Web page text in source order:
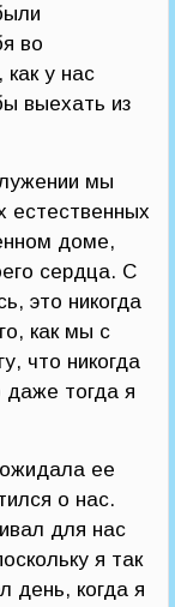
во
у нас
выехать из
мы
естественных
доме,
сердца. С
это никогда
как мы с
что никогда
даже тогда я
ее
о нас.
для нас
я так
день, когда я